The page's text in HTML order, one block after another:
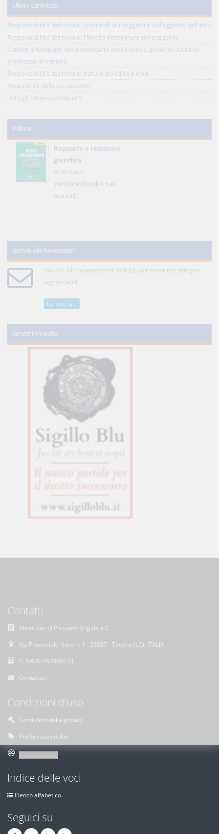
Ultimi contributi
Responsabilità del notaio: i controlli sui soggetti e sull'oggetto dell'atto
Responsabilità del notaio: l'illecito disciplinare conseguente
Credito privilegiato del promissario acquirente e ipoteche sul bene
promesso in vendita
Responsabilità del notaio: natura giuridica e limiti
Reciprocità delle concessioni
Tutti gli ultimi contributi >
E-Book
Rapporto e relazione
giuridica
D. Minussi
Versione ebook € 5,99
(iva incl.)
Iscriviti alla Newsletter
Iscriviti alla newsletter di WikiJus per rimanere sempre
aggiornato!
Iscriviti ora
Servizi innovativi
Contatti
Akros Sas di Pirovano Brigida e C.
Via Provinciale Nord n. 1 - 23837 - Taceno (LC), ITALIA
P. IVA 02263080133
Contattaci
Condizioni d'uso
Condizioni della privacy
Preferenze cookie
Indice delle voci
Elenco alfabetico
Seguici su